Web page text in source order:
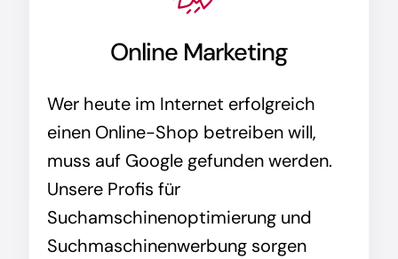
Online Marketing
Wer heute im Internet erfolgreich
einen Online-Shop betreiben will,
muss auf Google gefunden werden.
Unsere Profis für
Suchamschinenoptimierung und
Suchmaschinenwerbung sorgen